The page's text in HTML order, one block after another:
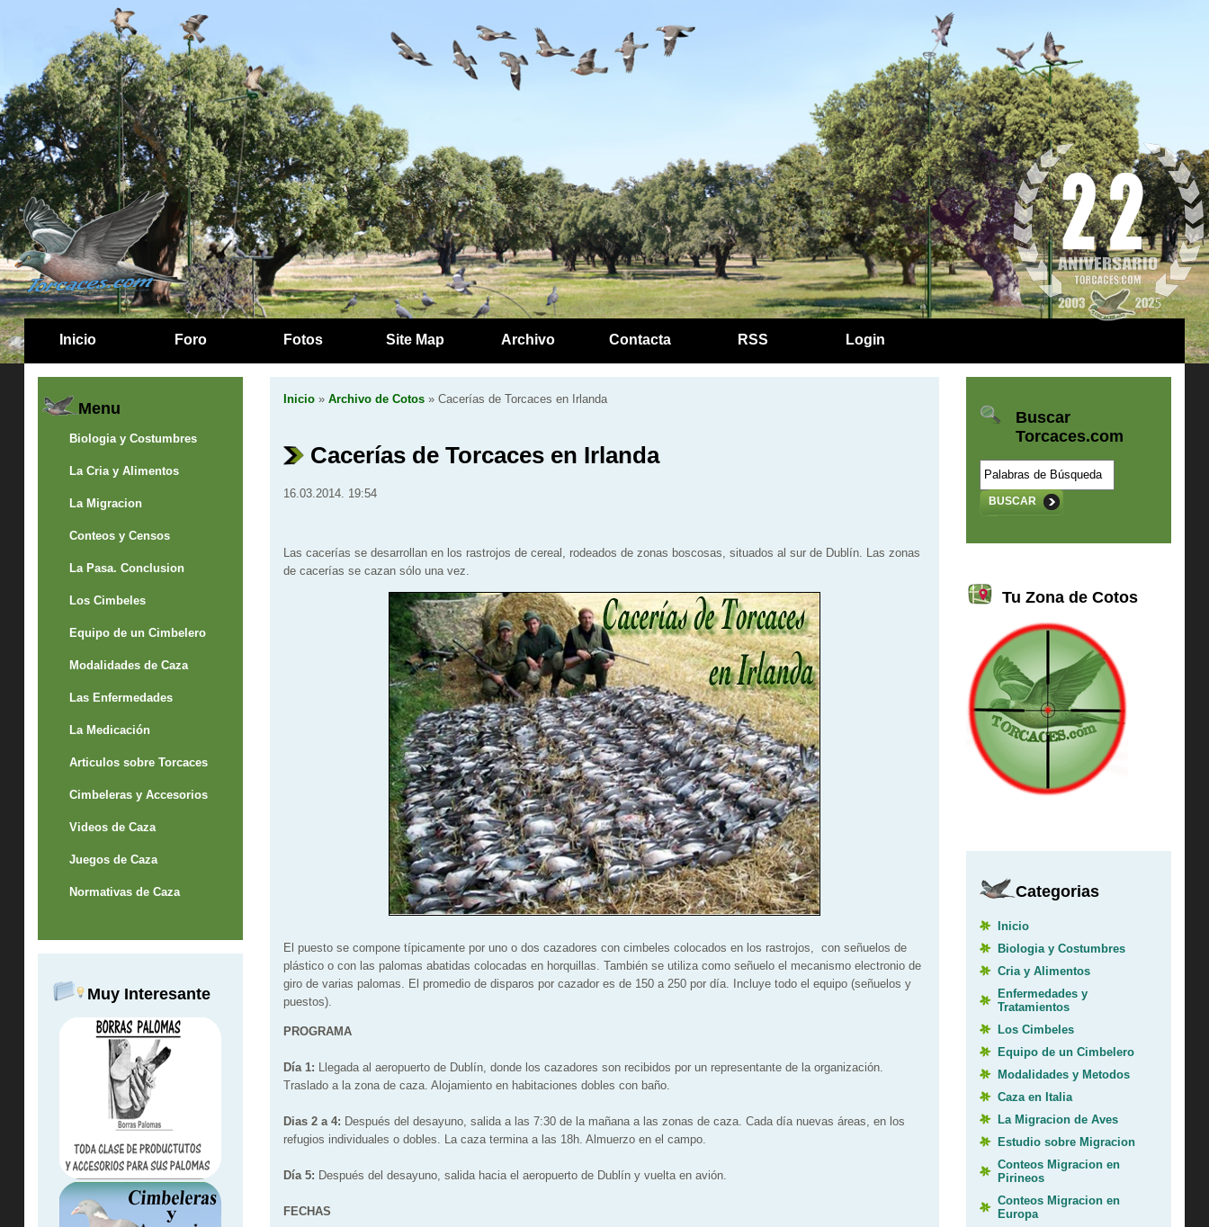
Inicio Foro Fotos Site Map Archivo Contacta RSS Login
Menu
Biologia y Costumbres
La Cria y Alimentos
La Migracion
Conteos y Censos
La Pasa. Conclusion
Los Cimbeles
Equipo de un Cimbelero
Modalidades de Caza
Las Enfermedades
La Medicación
Articulos sobre Torcaces
Cimbeleras y Accesorios
Videos de Caza
Juegos de Caza
Normativas de Caza
Muy Interesante
Inicio» Archivo de Cotos» Cacerías de Torcaces en Irlanda
Cacerías de Torcaces en Irlanda
16.03.2014. 19:54
Las cacerías se desarrollan en los rastrojos de cereal, rodeados de zonas boscosas, situados al sur de Dublín. Las zonas
de cacerías se cazan sólo una vez.
El puesto se compone típicamente por uno o dos cazadores con cimbeles colocados en los rastrojos, con señuelos de
plástico o con las palomas abatidas colocadas en horquillas. También se utiliza como señuelo el mecanismo electronio de
giro de varias palomas. El promedio de disparos por cazador es de 150 a 250 por día. Incluye todo el equipo (señuelos y
puestos).
PROGRAMA
Día 1: Llegada al aeropuerto de Dublín, donde los cazadores son recibidos por un representante de la organización.
Traslado a la zona de caza. Alojamiento en habitaciones dobles con baño.
Dias 2 a 4: Después del desayuno, salida a las 7:30 de la mañana a las zonas de caza. Cada día nuevas áreas, en los
refugios individuales o dobles. La caza termina a las 18h. Almuerzo en el campo.
Día 5: Después del desayuno, salida hacia el aeropuerto de Dublín y vuelta en avión.
FECHAS
Buscar
Torcaces.com
BUSCAR
Tu Zona de Cotos
Categorias
Inicio
Biologia y Costumbres
Cria y Alimentos
Enfermedades y
Tratamientos
Los Cimbeles
Equipo de un Cimbelero
Modalidades y Metodos
Caza en Italia
La Migracion de Aves
Estudio sobre Migracion
Conteos Migracion en
Pirineos
Conteos Migracion en
Europa